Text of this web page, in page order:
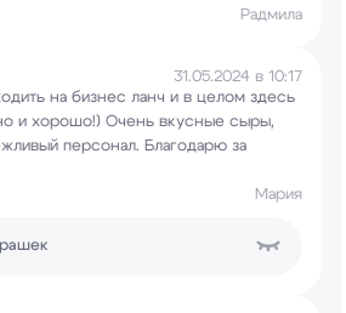
Радмила
31.05.2024 в 10:17
на бизнес ланч и в целом здесь
и хорошо!) Очень вкусные сыры,
персонал. Благодарю за
Мария